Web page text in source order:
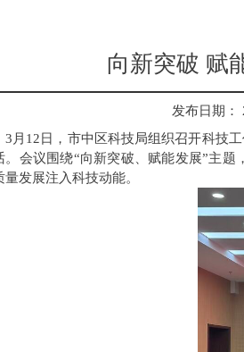
向新突破 赋
发布日期：
3月12日，市中区科技局组织召开科技
。会议围绕“向新突破、赋能发展”主
量发展注入科技动能。